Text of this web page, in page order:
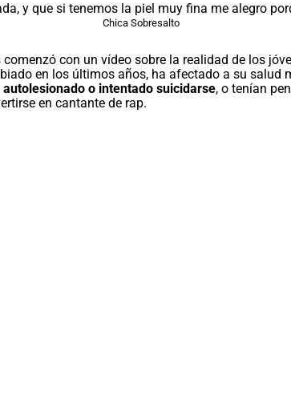
y que si tenemos la piel muy fina me alegro
Chica Sobresalto
con un vídeo sobre la realidad de los
en los últimos años, ha afectado a su salud
o intentado suicidarse, o tenían
en cantante de rap.